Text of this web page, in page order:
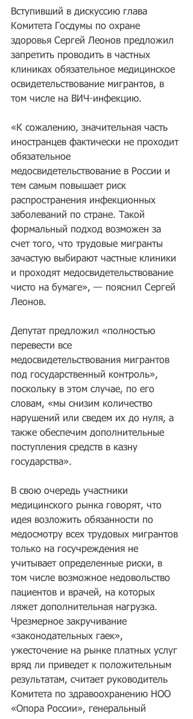
Вступивший в дискуссию глава
Комитета Госдумы по охране
здоровья Сергей Леонов предложил
запретить проводить в частных
клиниках обязательное медицинское
освидетельствование мигрантов, в
том числе на ВИЧ-инфекцию.
«К сожалению, значительная часть
иностранцев фактически не проходит
обязательное
медосвидетельствование в России и
тем самым повышает риск
распространения инфекционных
заболеваний по стране. Такой
формальный подход возможен за
счет того, что трудовые мигранты
зачастую выбирают частные клиники
и проходят медосвидетельствование
чисто на бумаге», — пояснил Сергей
Леонов.
Депутат предложил «полностью
перевести все
медосвидетельствования мигрантов
под государственный контроль»,
поскольку в этом случае, по его
словам, «мы снизим количество
нарушений или сведем их до нуля, а
также обеспечим дополнительные
поступления средств в казну
государства».
В свою очередь участники
медицинского рынка говорят, что
идея возложить обязанности по
медосмотру всех трудовых мигрантов
только на госучреждения не
учитывает определенные риски, в
том числе возможное недовольство
пациентов и врачей, на которых
ляжет дополнительная нагрузка.
Чрезмерное закручивание
«законодательных гаек»,
ужесточение на рынке платных услуг
вряд ли приведет к положительным
результатам, считает руководитель
Комитета по здравоохранению НОО
«Опора России», генеральный